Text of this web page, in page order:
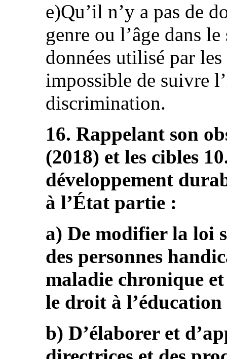
e)Qu’il n’y a pas de
genre ou l’âge dans
données utilisé par
impossible de suivre
discrimination.
16. Rappelant son
(2018) et les cibles
développement
à l’État partie :
a) De modifier la loi
des personnes
maladie chronique
le droit à
b) D’élaborer et